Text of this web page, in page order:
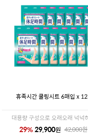
휴족시간 쿨링시트 6매입 x
대용량 구성으로 오래오래 넉넉
29%29,900원 42,000원